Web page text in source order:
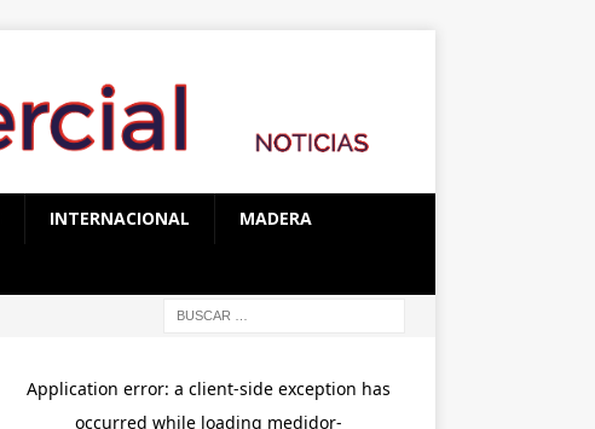
INTERNACIONAL MADERA